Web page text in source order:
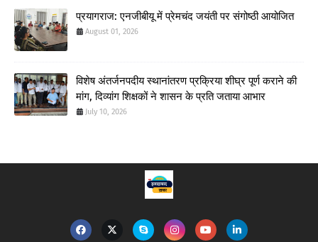
प्रयागराज: एनजीबीयू में प्रेमचंद जयंती पर संगोष्ठी आयोजित
August 01, 2026
विशेष अंतर्जनपदीय स्थानांतरण प्रक्रिया शीघ्र पूर्ण कराने की
मांग, दिव्यांग शिक्षकों ने शासन के प्रति जताया आभार
July 10, 2026